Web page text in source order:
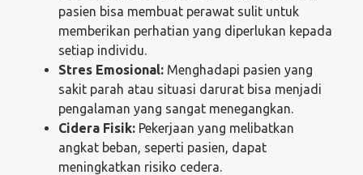
pasien bisa membuat perawat sulit untuk
memberikan perhatian yang diperlukan kepada
setiap individu.
Stres Emosional: Menghadapi pasien yang
sakit parah atau situasi darurat bisa menjadi
pengalaman yang sangat menegangkan.
Cidera Fisik: Pekerjaan yang melibatkan
angkat beban, seperti pasien, dapat
meningkatkan risiko cedera.